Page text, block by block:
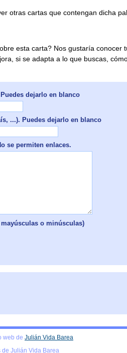
otras cartas que contengan dicha
esta carta? Nos gustaría conocer
si se adapta a lo que buscas,
dejarlo en blanco
...). Puedes dejarlo en blanco
se permiten enlaces.
o minúsculas)
web de Julián Vida Barea
de Julián Vida Barea